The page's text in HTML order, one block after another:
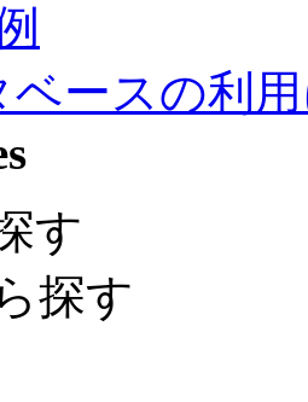
ベースの利
す
探す